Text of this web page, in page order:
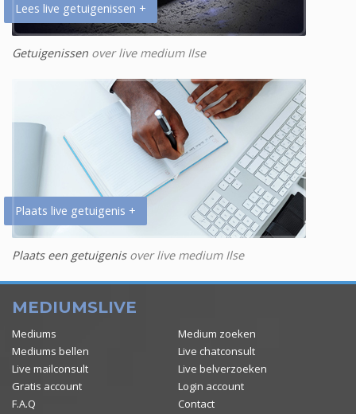
Lees live getuigenissen +
Getuigenissen over live medium Ilse
Plaats live getuigenis +
Plaats een getuigenisover live medium Ilse
MEDIUMSLIVE
Mediums
Medium zoeken
Mediums bellen
Live chatconsult
Live mailconsult
Live belverzoeken
Gratis account
Login account
F.A.Q
Contact